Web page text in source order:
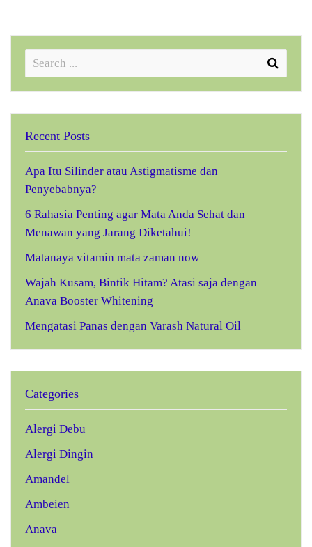
Recent Posts
Apa Itu Silinder atau Astigmatisme dan
Penyebabnya?
6 Rahasia Penting agar Mata Anda Sehat dan
Menawan yang Jarang Diketahui!
Matanaya vitamin mata zaman now
Wajah Kusam, Bintik Hitam? Atasi saja dengan
Anava Booster Whitening
Mengatasi Panas dengan Varash Natural Oil
Categories
Alergi Debu
Alergi Dingin
Amandel
Ambeien
Anava